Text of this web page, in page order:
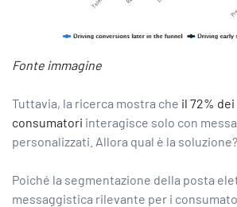
Fonte immagine
Tuttavia, la ricerca mostra che il 72% dei
consumatori interagisce solo con
personalizzati. Allora qual è la soluzione?
Poiché la segmentazione della posta
messaggistica rilevante per i